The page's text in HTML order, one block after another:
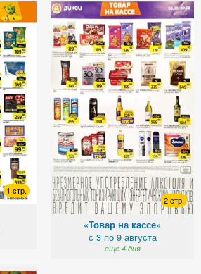
1 стр.
2 стр.
«Товар на кассе»
с 3 по 9 августа
еще 4 дня